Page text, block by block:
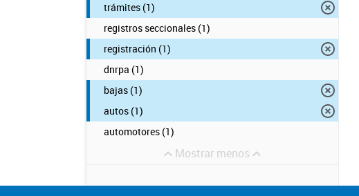
trámites (1)
registros seccionales (1)
registración (1)
dnrpa (1)
bajas (1)
autos (1)
automotores (1)
Mostrar menos